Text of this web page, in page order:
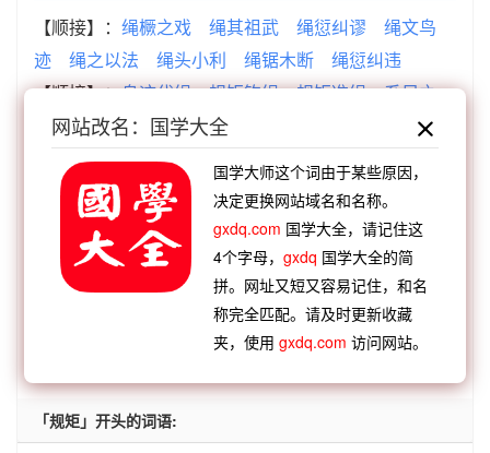
【顺接】： 绳橛之戏 绳其祖武 绳愆纠谬
绳文鸟
迹
绳之以法 绳头小利 绳锯木断
绳愆纠违
【顺接】：鸟迹代绳 规矩钩绳 规矩准绳
系足之
抱表寝绳 进退中绳
【逆接】：打破陈规
月衔半规 一定之规 尘污元规
墨守陈规
【逆接】： 规矩准绳 规虑揣度 规旋矩折
规言矩
规画处置 规规矩矩 规矩钩绳 规矩防禁
「规矩钩绳」的典故、规矩钩绳成语故事
「规矩」开头的词语:
网站改名：国学大全
国学大师这个词由于某些原因，
决定更换网站域名和名称。
gxdq.com 国学大全，请记住这
4个字母，gxdq 国学大全的简
拼。网址又短又容易记住，和名
称完全匹配。请及时更新收藏
夹，使用gxdq.com 访问网站。